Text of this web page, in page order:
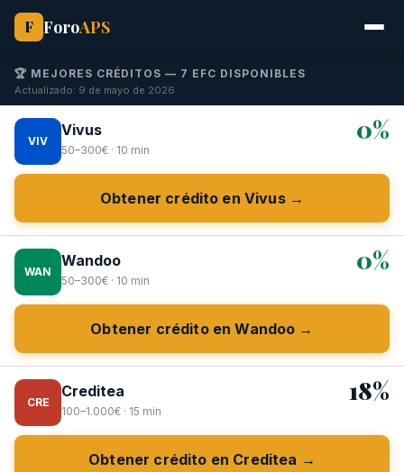
F ForoAPS
🏆 MEJORES CRÉDITOS — 7 EFC DISPONIBLES
Actualizado: 9 de mayo de 2026
VIV
Vivus
50–300€ · 10 min
0%
Obtener crédito en Vivus →
WAN
Wandoo
50–300€ · 10 min
0%
Obtener crédito en Wandoo →
CRE
Creditea
100–1.000€ · 15 min
18%
Obtener crédito en Creditea →